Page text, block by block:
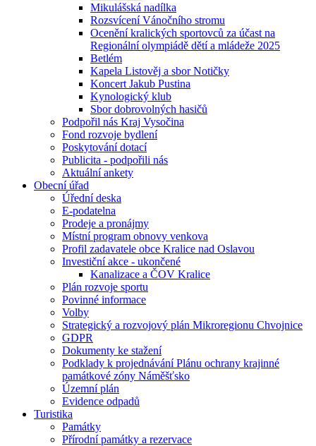
Mikulášská nadílka
Rozsvícení Vánočního stromu
Ocenění kralických sportovců za účast na
Regionální olympiádě dětí a mládeže 2025
Betlém
Kapela Listověj a sbor Notičky
Koncert Jakub Pustina
Kynologický klub
Sbor dobrovolných hasičů
Podpořil nás Kraj Vysočina
Fond rozvoje bydlení
Poskytování dotací
Publicita - podpořili nás
Aktuální ankety
Obecní úřad
Úřední deska
E-podatelna
Prodeje a pronájmy
Místní program obnovy venkova
Profil zadavatele obce Kralice nad Oslavou
Investiční akce - ukončené
Kanalizace a ČOV Kralice
Plán rozvoje sportu
Povinné informace
Volby
Strategický a rozvojový plán Mikroregionu Chvojnice
GDPR
Dokumenty ke stažení
Podklady k projednávání Plánu ochrany krajinné
památkové zóny Náměšťsko
Územní plán
Evidence odpadů
Turistika
Památky
Přírodní památky a rezervace